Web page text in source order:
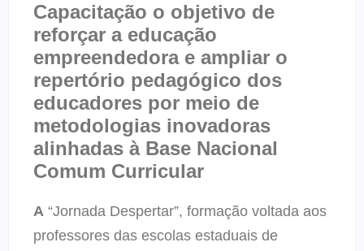
Capacitação o objetivo de
reforçar a educação
empreendedora e ampliar o
repertório pedagógico dos
educadores por meio de
metodologias inovadoras
alinhadas à Base Nacional
Comum Curricular
A “Jornada Despertar”, formação voltada aos
professores das escolas estaduais de